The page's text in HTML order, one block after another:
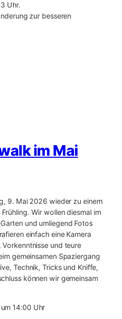
Uhr.
zur besseren
im Mai
9. Mai 2026 wieder zu einem
Wir wollen diesmal im
und umliegend Fotos
einfach eine Kamera
und teure
gemeinsamen Spaziergang
Technik, Tricks und Kniffe,
können wir gemeinsam
14:00 Uhr